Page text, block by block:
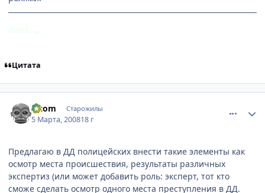
,
Цитата
z-com Старожилы
5 Марта, 200818 г
Предлагаю в ДД полицейских внести такие элементы как
осмотр места происшествия, результаты различных
экспертиз (или может добавить роль: эксперт, тот кто
сможе сделать осмотр одного места преступления в ДД.